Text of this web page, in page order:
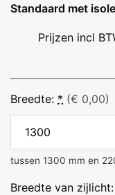
Standaard met
Prijzen incl
Breedte: * (€ 0,00)
tussen 1300 mm en
Breedte van zijlicht: